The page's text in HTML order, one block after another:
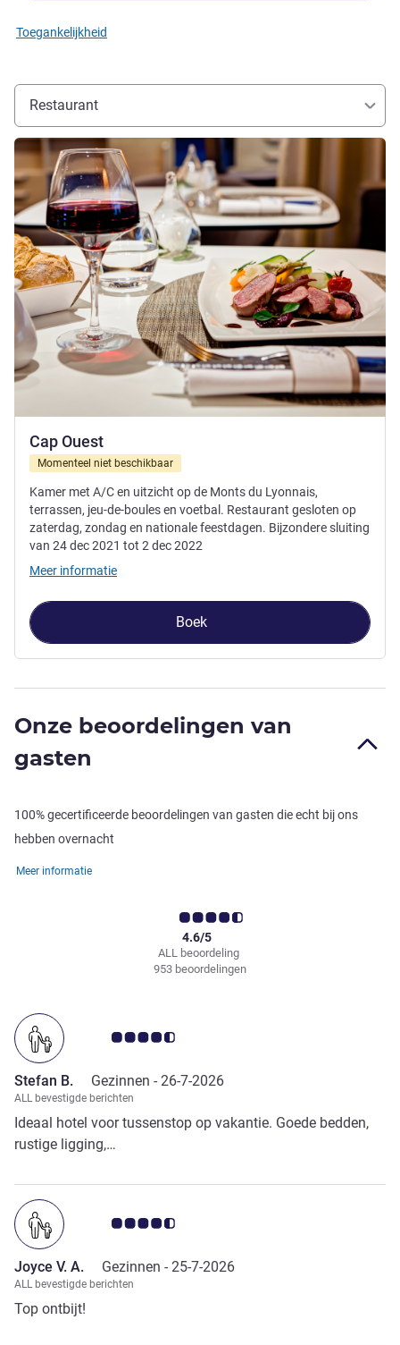
Toegankelijkheid
Restaurant
Cap Ouest
Momenteel niet beschikbaar
Meer informatie
Kamer met A/C en uitzicht op de Monts du Lyonnais,
terrassen, jeu-de-boules en voetbal. Restaurant gesloten op
zaterdag, zondag en nationale feestdagen. Bijzondere sluiting
van 24 dec 2021 tot 2 dec 2022
Meer informatie
Boek
Onze beoordelingen van
gasten
100% gecertificeerde beoordelingen van gasten die echt bij ons
hebben overnacht
Meer informatie
ALL beoordeling
4.6/5
953 beoordelingen
Avis-klantbeoordeling 4.5/5
Stefan B. Gezinnen - 26-7-2026
ALL bevestigde berichten
Ideaal hotel voor tussenstop op vakantie. Goede bedden,
rustige ligging,…
Avis-klantbeoordeling 4.5/5
Joyce V. A. Gezinnen - 25-7-2026
ALL bevestigde berichten
Top ontbijt!